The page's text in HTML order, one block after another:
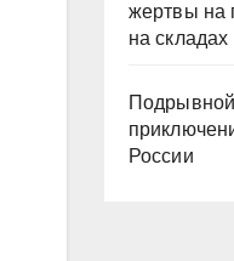
жертвы на
на складах
России